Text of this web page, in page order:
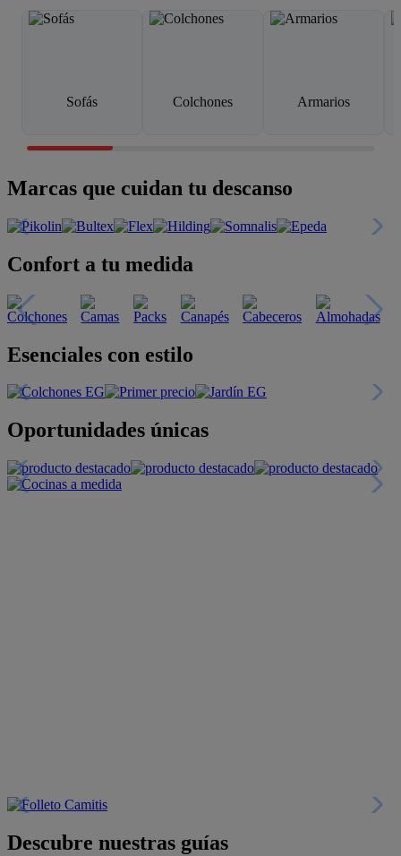
Sofás Colchones Armarios
Marcas que cuidan tu descanso
Confort a tu medida
Esenciales con estilo
Oportunidades únicas
Descubre nuestras guías